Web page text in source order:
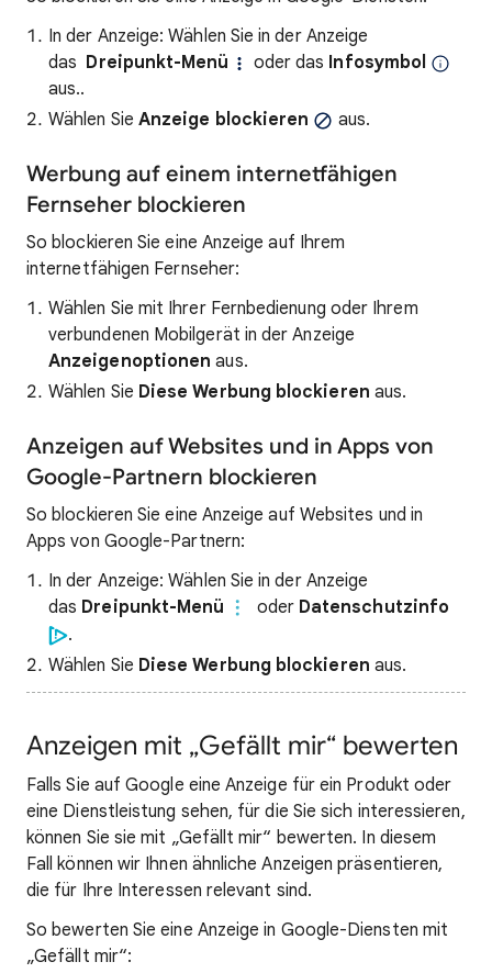
In der Anzeige: Wählen Sie in der Anzeige
das Dreipunkt-Menü oder das Infosymbol
aus..
Wählen Sie Anzeige blockieren aus.
Werbung auf einem internetfähigen
Fernseher blockieren
So blockieren Sie eine Anzeige auf Ihrem
internetfähigen Fernseher:
Wählen Sie mit Ihrer Fernbedienung oder Ihrem
verbundenen Mobilgerät in der Anzeige
Anzeigenoptionen aus.
Wählen Sie Diese Werbung blockieren aus.
Anzeigen auf Websites und in Apps von
Google-Partnern blockieren
So blockieren Sie eine Anzeige auf Websites und in
Apps von Google-Partnern:
In der Anzeige: Wählen Sie in der Anzeige
das Dreipunkt-Menü oder Datenschutzinfo
.
Wählen Sie Diese Werbung blockieren aus.
Anzeigen mit „Gefällt mir“ bewerten
Falls Sie auf Google eine Anzeige für ein Produkt oder
eine Dienstleistung sehen, für die Sie sich interessieren,
können Sie sie mit „Gefällt mir“ bewerten. In diesem
Fall können wir Ihnen ähnliche Anzeigen präsentieren,
die für Ihre Interessen relevant sind.
So bewerten Sie eine Anzeige in Google-Diensten mit
„Gefällt mir“: